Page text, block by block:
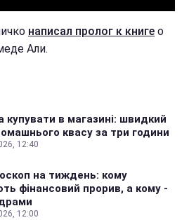
написал пролог к книге о
Али.
купувати в магазині: швидкий
квасу за три години
12:40
на тиждень: кому
фінансовий прорив, а кому -
12:00